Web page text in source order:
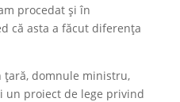
procedat și în
că asta a făcut diferența
țară, domnule ministru,
un proiect de lege privind